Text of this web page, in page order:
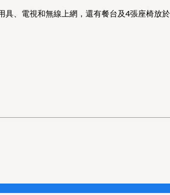
、電視和無線上網，還有餐台及4張座椅放